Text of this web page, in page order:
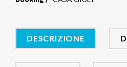
DESCRIZIONE